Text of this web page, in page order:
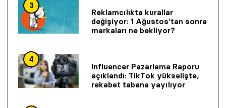
3
Reklamcılıkta kurallar
değişiyor: 1 Ağustos’tan sonra
markaları ne bekliyor?
4
Influencer Pazarlama Raporu
açıklandı: TikTok yükselişte,
rekabet tabana yayılıyor